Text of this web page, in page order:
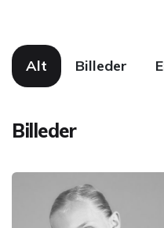
Alt Billeder
Billeder